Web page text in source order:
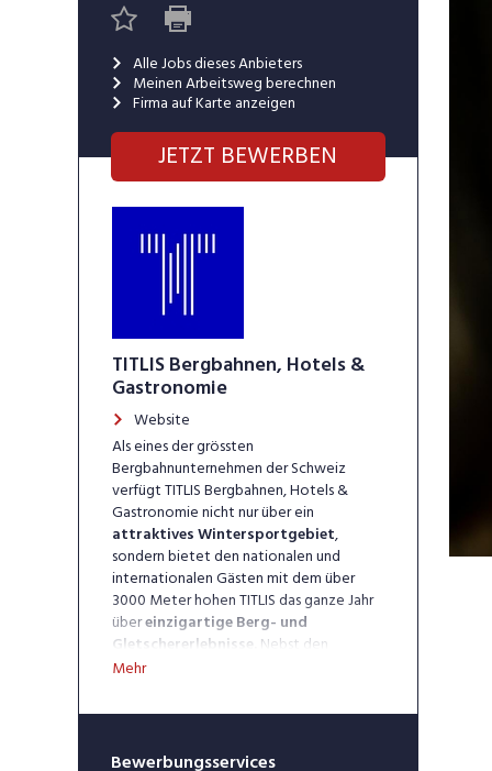
Marketing, Kommunikation,
Medien, Druck
Sicherheit, Rettung, Polizei, Zoll
Alle Jobs dieses Anbieters
Meinen Arbeitsweg berechnen
Firma auf Karte anzeigen
JETZT BEWERBEN
TITLIS Bergbahnen, Hotels &
Gastronomie
Website
Als eines der grössten
Bergbahnunternehmen der Schweiz
verfügt TITLIS Bergbahnen, Hotels &
Gastronomie nicht nur über ein
attraktives Wintersportgebiet,
sondern bietet den nationalen und
internationalen Gästen mit dem über
3000 Meter hohen TITLIS das ganze Jahr
übereinzigartige Berg- und
Gletscher­erlebnisse. Nebst den
eigenen Restaurationsbetrieben (Titlis,
Skigebiet und dem Berghotel Trübsee
Hotel Terrace zudem das mit 168
Mehr
Bewerbungsservices